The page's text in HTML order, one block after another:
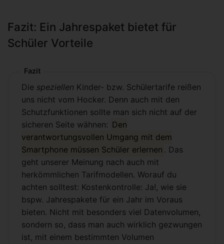
Fazit: Ein Jahrespaket bietet für
Schüler Vorteile
Fazit
Die speziellen Kinder- bzw. Schülertarife reißen
uns nicht vom Hocker. Denn auch mit den
Schutzfunktionen sollte man sich nicht auf der
sicheren Seite wähnen: Den
verantwortungsvollen Umgang mit dem
Smartphone müssen Schüler erlernen . Das
geht unserer Meinung nach auch mit
herkömmlichen Tarifmodellen. Worauf du
achten solltest: Kostenkontrolle: Ja!, wie sie
bspw. Jahrespakete für ein Jahr im Voraus
bieten. Nicht mit besonders viel Datenvolumen,
sondern so, dass man auch wirklich gezwungen
ist, mit einem bestimmten Volumen